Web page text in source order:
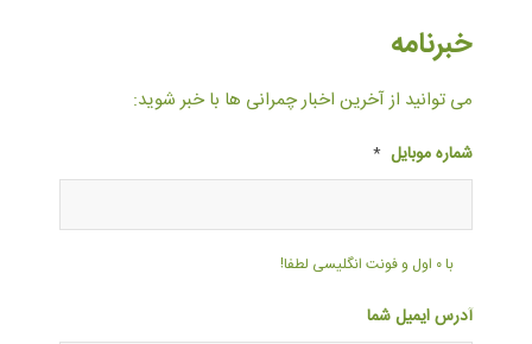
خبرنامه
می توانید از آخرین اخبار چمرانی ها با خبر شوید:
شماره موبایل *
با ۰ اول و فونت انگلیسی لطفا!
آدرس ایمیل شما